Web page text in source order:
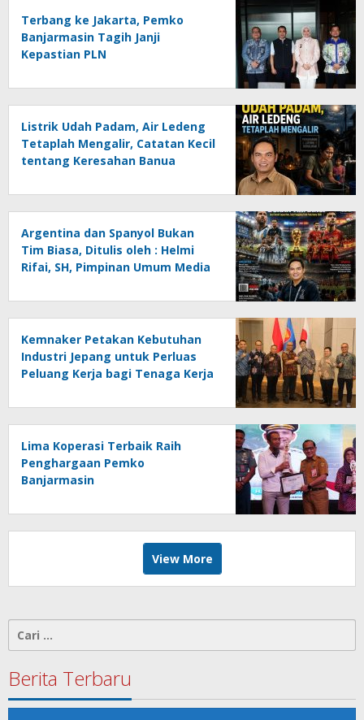
Terbang ke Jakarta, Pemko
Banjarmasin Tagih Janji
Kepastian PLN
Listrik Udah Padam, Air Ledeng
Tetaplah Mengalir, Catatan Kecil
tentang Keresahan Banua
Ancaman Lingkungan, Oleh :
Helmi Rifai, SH
Argentina dan Spanyol Bukan
Tim Biasa, Ditulis oleh : Helmi
Rifai, SH, Pimpinan Umum Media
Kemnaker Petakan Kebutuhan
Industri Jepang untuk Perluas
Peluang Kerja bagi Tenaga Kerja
Lima Koperasi Terbaik Raih
Penghargaan Pemko
Banjarmasin
View More
Cari
untuk:
Berita Terbaru